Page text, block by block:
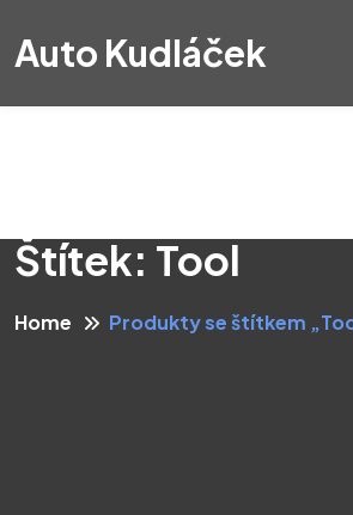
Auto Kudláček
Štítek: Tool
Home Produkty se štítkem